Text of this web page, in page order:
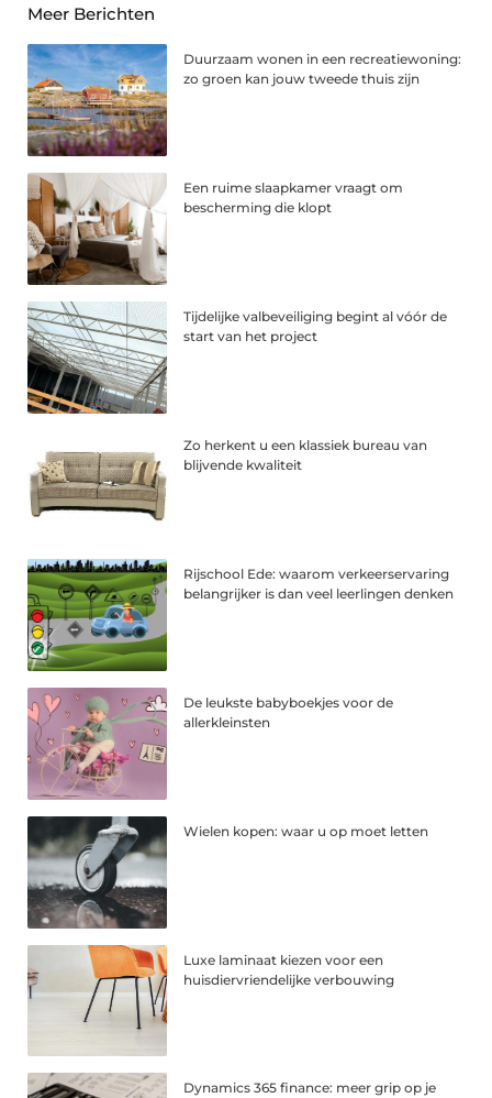
Meer Berichten
Duurzaam wonen in een recreatiewoning:
zo groen kan jouw tweede thuis zijn
Een ruime slaapkamer vraagt om
bescherming die klopt
Tijdelijke valbeveiliging begint al vóór de
start van het project
Zo herkent u een klassiek bureau van
blijvende kwaliteit
Rijschool Ede: waarom verkeerservaring
belangrijker is dan veel leerlingen denken
De leukste babyboekjes voor de
allerkleinsten
Wielen kopen: waar u op moet letten
Luxe laminaat kiezen voor een
huisdiervriendelijke verbouwing
Dynamics 365 finance: meer grip op je